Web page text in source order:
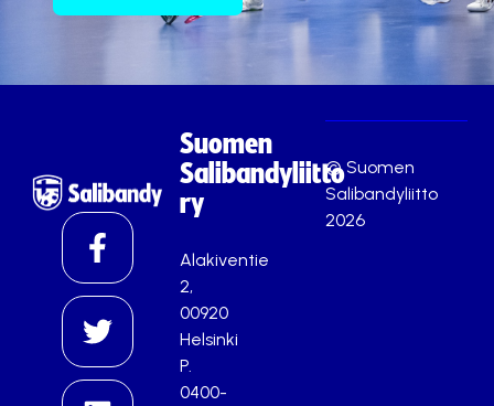
Suomen
Salibandyliitto
ry
Alakiventie
2,
00920
Helsinki
P.
0400-
© Suomen
Salibandyliitto
2026